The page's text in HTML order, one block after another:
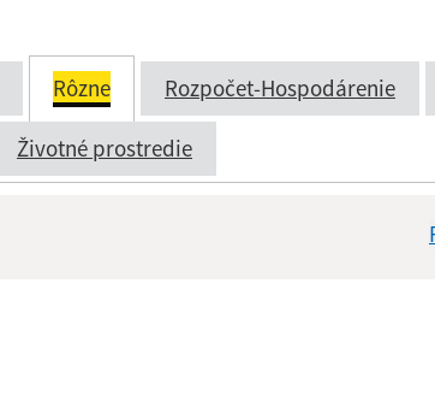
Rôzne Rozpočet-Hospodárenie
Životné prostredie